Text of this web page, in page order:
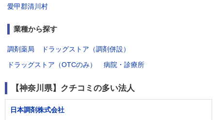
愛甲郡清川村
業種から探す
調剤薬局
ドラッグストア（調剤併設）
ドラッグストア（OTCのみ）
病院・診療所
【神奈川県】クチコミの多い法人
日本調剤株式会社